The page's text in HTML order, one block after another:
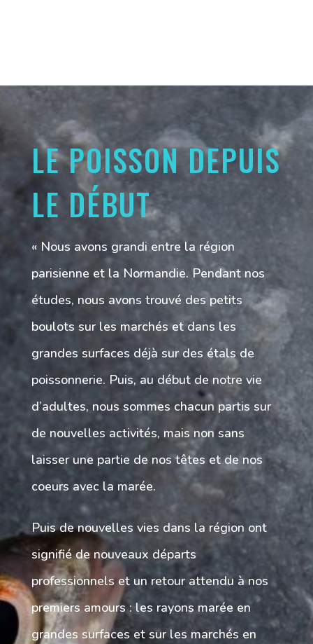
LE POISSON DEPUIS
LE DÉBUT
« Nous avons grandi entre la région
parisienne et la Normandie. Pendant nos
études, nous avons trouvé des petits
boulots sur les marchés et dans les
grandes surfaces déjà sur des étals de
poissonnerie. Puis, au début de notre vie
d’adultes, nous sommes chacun partis sur
de nouvelles activités, mais non sans
laisser une partie de nos têtes et de nos
coeurs avec la marée.
Puis de nouvelles vies dans la région ont
signifié de nouveaux départs
professionnels et un retour attendu à nos
premiers amours : les rayons marée en
grandes surfaces et sur les marchés en